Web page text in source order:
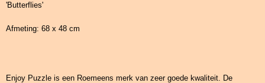
'Butterflies'
Afmeting: 68 x 48 cm
Enjoy Puzzle is een Roemeens merk van zeer goede kwaliteit. De